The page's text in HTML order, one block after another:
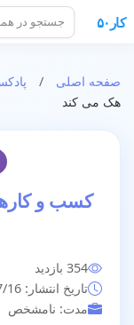
کار۵۰
صفحه اصلی /
هک می کند
کسب و
354 بازدید
تاریخ انتشار: 2024/07/16
مدت: نامشخص